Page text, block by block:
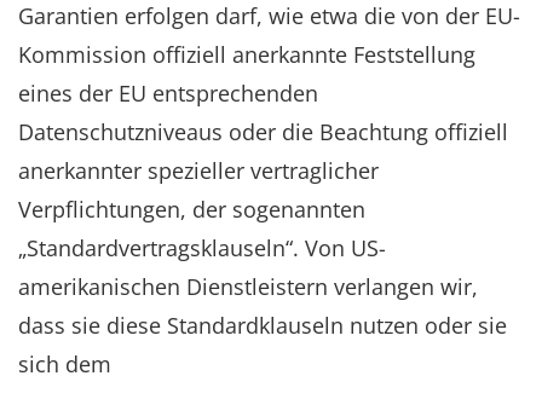
Garantien erfolgen darf, wie etwa die von der EU-
Kommission offiziell anerkannte Feststellung
eines der EU entsprechenden
Datenschutzniveaus oder die Beachtung offiziell
anerkannter spezieller vertraglicher
Verpflichtungen, der sogenannten
„Standardvertragsklauseln“. Von US-
amerikanischen Dienstleistern verlangen wir,
dass sie diese Standardklauseln nutzen oder sie
sich dem